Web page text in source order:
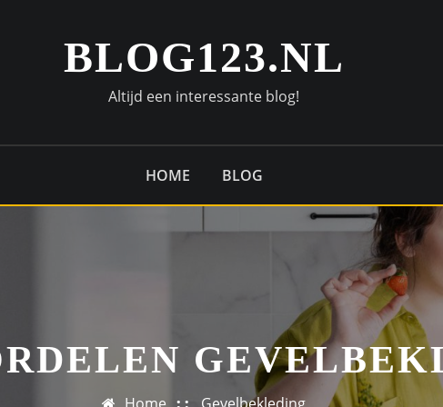
BLOG123.NL
Altijd een interessante blog!
HOME BLOG